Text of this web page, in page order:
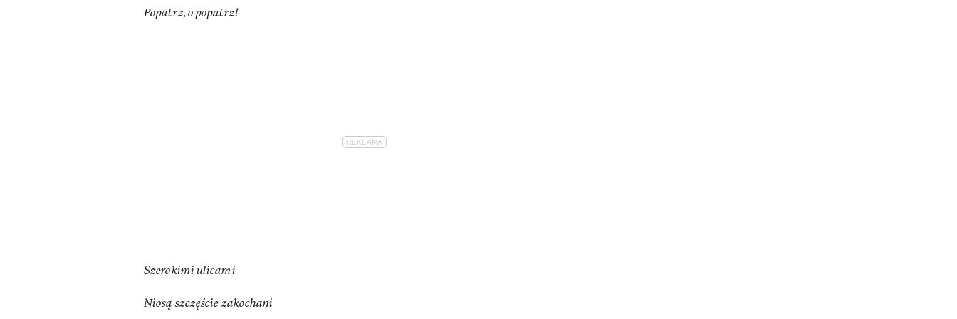
Popatrz, o popatrz!
Szerokimi ulicami
Niosą szczęście zakochani